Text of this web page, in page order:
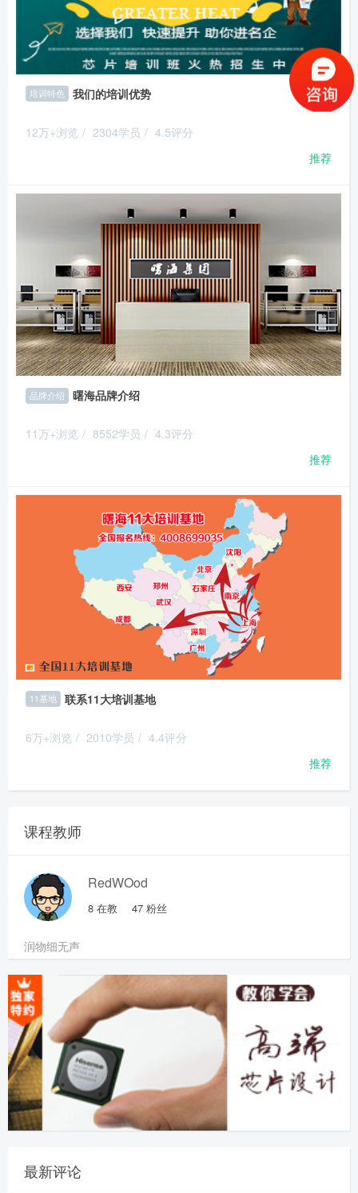
培训特色 我们的培训优势
12万+浏览 / 2304学员 / 4.5评分
推荐
品牌介绍 曙海品牌介绍
11万+浏览 / 8552学员 / 4.3评分
推荐
11基地 联系11大培训基地
6万+浏览 / 2010学员 / 4.4评分
推荐
课程教师
RedWOod
8 在教 47 粉丝
润物细无声
最新评论